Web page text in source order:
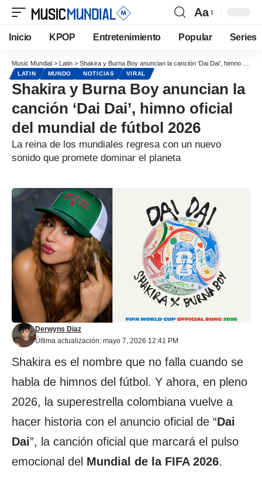
Aa
Inicio KPOP Entretenimiento Popular Series
Music Mundial > Latin > Shakira y Burna Boy anuncian la canción ‘Dai Dai’, himno oficial del mundial de fútbol 2026
LATIN MUNDO NOTICIAS VIRAL
Shakira y Burna Boy anuncian la
canción ‘Dai Dai’, himno oficial
del mundial de fútbol 2026
La reina de los mundiales regresa con un nuevo
sonido que promete dominar el planeta
Última actualización: mayo 7, 2026 12:41 PM
Derwyns Diaz
Shakira es el nombre que no falla cuando se
habla de himnos del fútbol. Y ahora, en pleno
2026, la superestrella colombiana vuelve a
hacer historia con el anuncio oficial de “Dai
Dai”, la canción oficial que marcará el pulso
emocional del Mundial de la FIFA 2026.